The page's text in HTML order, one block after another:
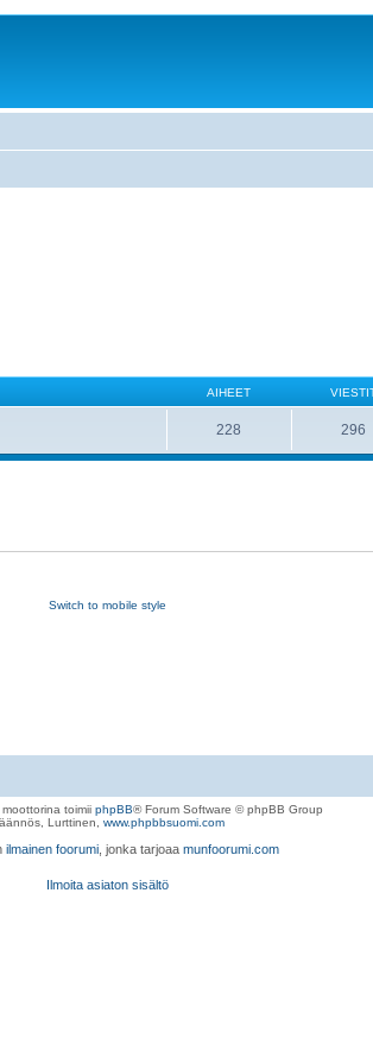
AIHEET
228 296
Switch to mobile style
toimii phpBB® Forum Software © phpBB Group
Lurttinen, www.phpbbsuomi.com
ilmainen foorumi , jonka tarjoaa munfoorumi.com
Ilmoita asiaton sisältö